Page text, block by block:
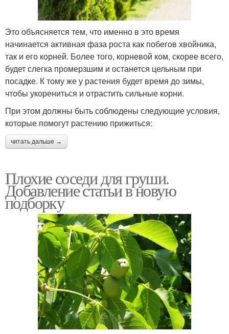
Это объясняется тем, что именно в это время
начинается активная фаза роста как побегов хвойника,
так и его корней. Более того, корневой ком, скорее всего,
будет слегка промерзшим и останется цельным при
посадке. К тому же у растения будет время до зимы,
чтобы укорениться и отрастить сильные корни.
При этом должны быть соблюдены следующие условия,
которые помогут растению прижиться:
читать дальше →
Плохие соседи для груши.
Добавление статьи в новую
подборку